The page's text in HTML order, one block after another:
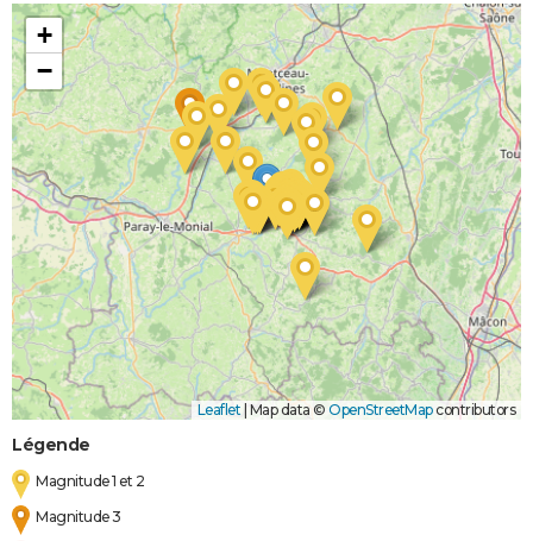
+
−
Leaflet | Map data © OpenStreetMapcontributors
Légende
Magnitude 1 et 2
Magnitude 3